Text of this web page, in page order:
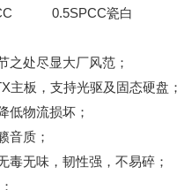
0.5SPCC瓷白
之处尽显大厂风范；
主板，支持光驱及固态硬盘；
低物流损坏；
音质；
毒无味，韧性强，不易碎；